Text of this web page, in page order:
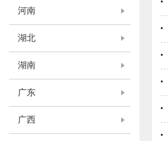
河南
湖北
湖南
广东
广西